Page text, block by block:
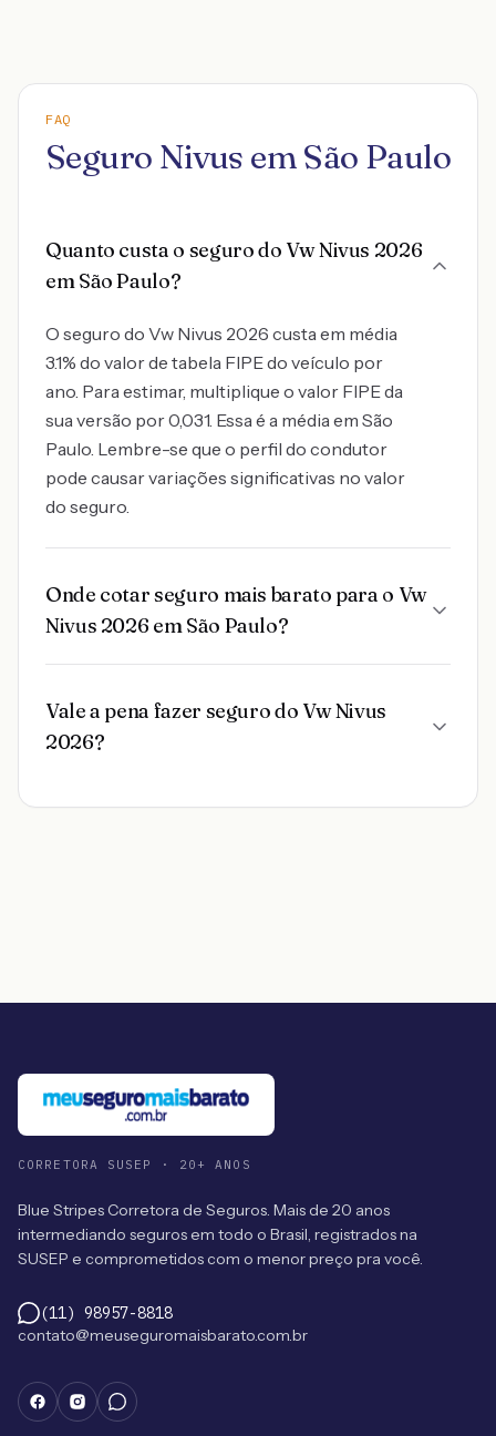
FAQ
Seguro Nivus em São Paulo
Quanto custa o seguro do Vw Nivus 2026
em São Paulo?
O seguro do Vw Nivus 2026 custa em média
3.1% do valor de tabela FIPE do veículo por
ano. Para estimar, multiplique o valor FIPE da
sua versão por 0,031. Essa é a média em São
Paulo. Lembre-se que o perfil do condutor
pode causar variações significativas no valor
do seguro.
Onde cotar seguro mais barato para o Vw
Nivus 2026 em São Paulo?
Vale a pena fazer seguro do Vw Nivus
2026?
CORRETORA SUSEP · 20+ ANOS
Blue Stripes Corretora de Seguros. Mais de 20 anos
intermediando seguros em todo o Brasil, registrados na
SUSEP e comprometidos com o menor preço pra você.
(11) 98957-8818
contato@meuseguromaisbarato.com.br